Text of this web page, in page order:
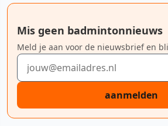
Mis geen badmintonnieuws
Meld je aan voor de nieuwsbrief en
E-mailadres
aanmelden